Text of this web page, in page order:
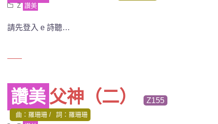
Z 讚美
請先登入 e 詩聽…
讚美 父神（二） Z155
曲：羅珊珊
詞：羅珊珊